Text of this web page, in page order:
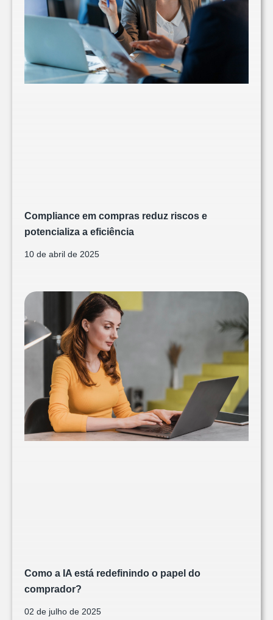
Compliance em compras reduz riscos e
potencializa a eficiência
10 de abril de 2025
Como a IA está redefinindo o papel do
comprador?
02 de julho de 2025